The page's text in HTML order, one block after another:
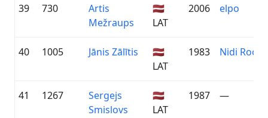
39 730
Artis
Mežraups
🇱🇻
LAT
2006 elpo
40 1005 Jānis Zālītis
🇱🇻
LAT
1983 Nidi Roofs
41 1267
Sergejs
Smislovs
🇱🇻
LAT
1987 —